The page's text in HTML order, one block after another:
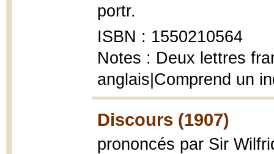
portr.
ISBN : 1550210564
Notes : Deux lettres
anglais|Comprend un
Discours (1907)
prononcés par Sir